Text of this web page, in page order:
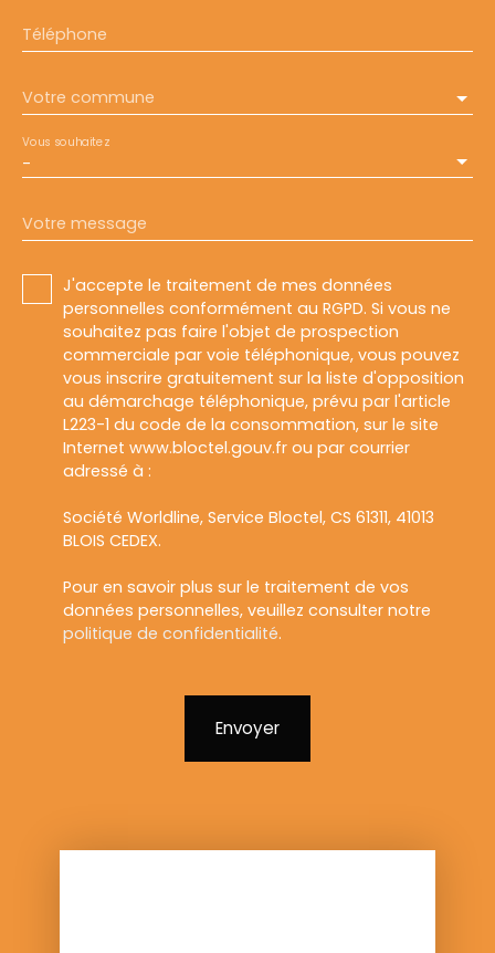
Téléphone
Votre commune
-
Vous souhaitez
Votre message
J'accepte le traitement de mes données
personnelles conformément au RGPD. Si vous ne
souhaitez pas faire l'objet de prospection
commerciale par voie téléphonique, vous pouvez
vous inscrire gratuitement sur la liste d'opposition
au démarchage téléphonique, prévu par l'article
L223-1 du code de la consommation, sur le site
Internet www.bloctel.gouv.fr ou par courrier
adressé à :
Société Worldline, Service Bloctel, CS 61311, 41013
BLOIS CEDEX.
Pour en savoir plus sur le traitement de vos
données personnelles, veuillez consulter notre
politique de confidentialité.
Envoyer